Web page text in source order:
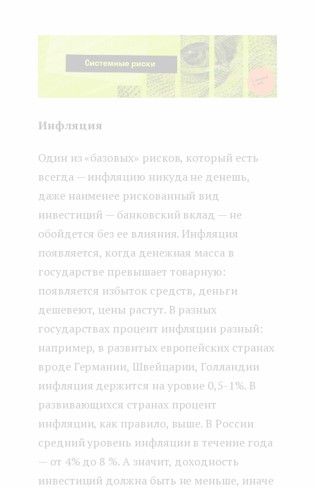
Инфляция
Один из «базовых» рисков, который есть
всегда — инфляцию никуда не денешь,
даже наименее рискованный вид
инвестиций — банковский вклад — не
обойдется без ее влияния. Инфляция
появляется, когда денежная масса в
государстве превышает товарную:
появляется избыток средств, деньги
дешевеют, цены растут. В разных
государствах процент инфляции разный:
например, в развитых европейских странах
вроде Германии, Швейцарии, Голландии
инфляция держится на уровне 0,5-1%. В
развивающихся странах процент
инфляции, как правило, выше. В России
средний уровень инфляции в течение года
— от 4% до 8 %. А значит, доходность
инвестиций должна быть не меньше, иначе